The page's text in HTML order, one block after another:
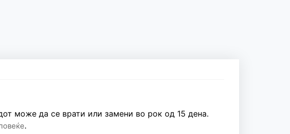
може да се врати или замени во рок од 15 дена.
.